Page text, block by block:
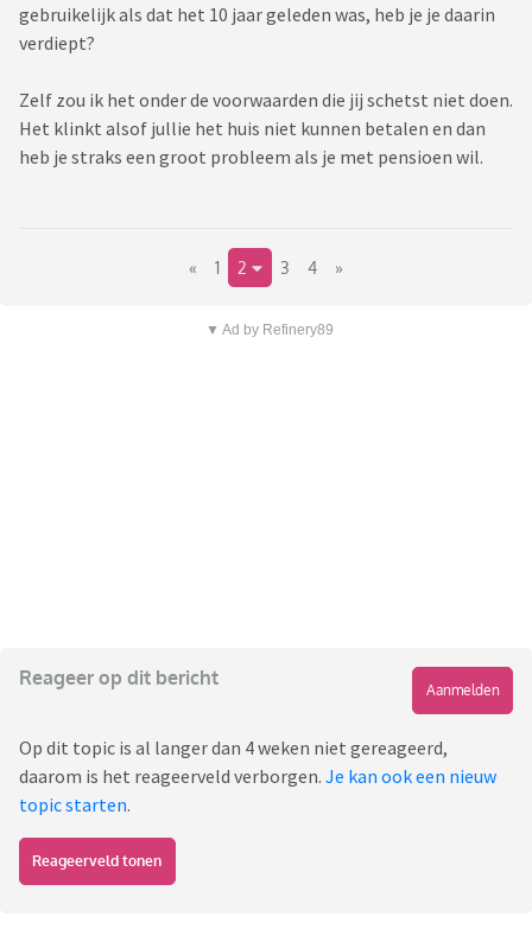
gebruikelijk als dat het 10 jaar geleden was, heb je je daarin
verdiept?
Zelf zou ik het onder de voorwaarden die jij schetst niet doen.
Het klinkt alsof jullie het huis niet kunnen betalen en dan
heb je straks een groot probleem als je met pensioen wil.
« 1 2 3 4 »
▼ Ad by Refinery89
Reageer op dit bericht
Aanmelden
Op dit topic is al langer dan 4 weken niet gereageerd,
daarom is het reageerveld verborgen. Je kan ook een nieuw
topic starten.
Reageerveld tonen